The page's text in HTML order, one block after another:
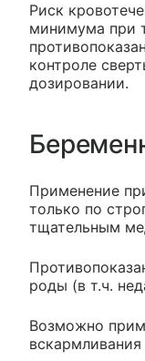
Риск
минимума при
контроле
дозировании.
Применение
только по
тщательным
роды (в т.ч.
Возможно